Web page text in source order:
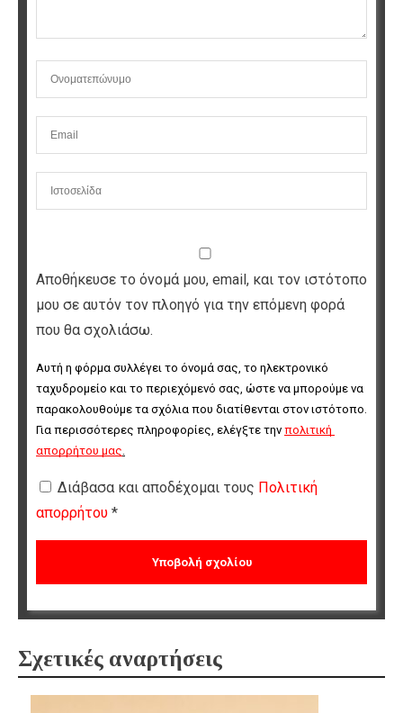
Αποθήκευσε το όνομά μου, email, και τον ιστότοπο
μου σε αυτόν τον πλοηγό για την επόμενη φορά
που θα σχολιάσω.
Αυτή η φόρμα συλλέγει το όνομά σας, το ηλεκτρονικό
ταχυδρομείο και το περιεχόμενό σας, ώστε να μπορούμε να
παρακολουθούμε τα σχόλια που διατίθενται στον ιστότοπο.
Για περισσότερες πληροφορίες, ελέγξτε την πολιτική
απορρήτου μας.
Διάβασα και αποδέχομαι τους Πολιτική
απορρήτου *
Σχετικές αναρτήσεις